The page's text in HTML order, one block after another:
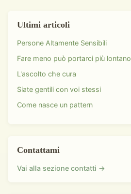
Ultimi articoli
Persone Altamente Sensibili
Fare meno può portarci più lontano
L'ascolto che cura
Siate gentili con voi stessi
Come nasce un pattern
Contattami
Vai alla sezione contatti →